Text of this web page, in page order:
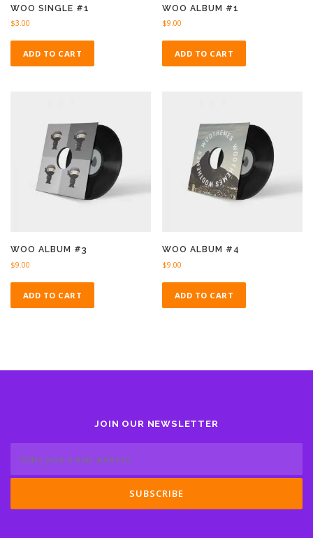
WOO SINGLE #1
$3.00
ADD TO CART
WOO ALBUM #1
$9.00
ADD TO CART
WOO ALBUM #3
$9.00
ADD TO CART
WOO ALBUM #4
$9.00
ADD TO CART
JOIN OUR NEWSLETTER